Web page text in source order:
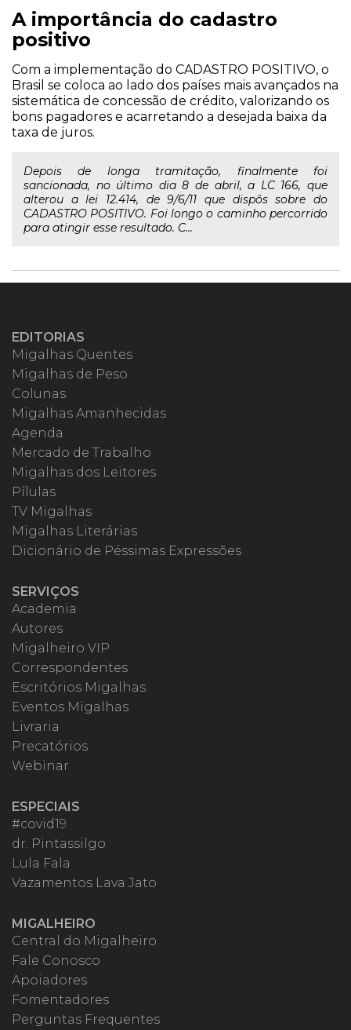
A importância do cadastro
positivo
Com a implementação do CADASTRO POSITIVO, o
Brasil se coloca ao lado dos países mais avançados na
sistemática de concessão de crédito, valorizando os
bons pagadores e acarretando a desejada baixa da
taxa de juros.
Depois de longa tramitação, finalmente foi
sancionada, no último dia 8 de abril, a LC 166, que
alterou a lei 12.414, de 9/6/11 que dispôs sobre do
CADASTRO POSITIVO. Foi longo o caminho percorrido
para atingir esse resultado. C...
EDITORIAS
Migalhas Quentes
Migalhas de Peso
Colunas
Migalhas Amanhecidas
Agenda
Mercado de Trabalho
Migalhas dos Leitores
Pílulas
TV Migalhas
Migalhas Literárias
Dicionário de Péssimas Expressões
SERVIÇOS
Academia
Autores
Migalheiro VIP
Correspondentes
Escritórios Migalhas
Eventos Migalhas
Livraria
Precatórios
Webinar
ESPECIAIS
#covid19
dr. Pintassilgo
Lula Fala
Vazamentos Lava Jato
MIGALHEIRO
Central do Migalheiro
Fale Conosco
Apoiadores
Fomentadores
Perguntas Frequentes